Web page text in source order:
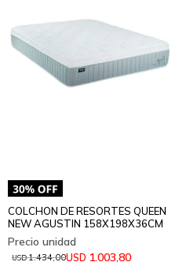
COLCHON DE RESORTES QUEEN
NEW AGUSTIN 158X198X36CM
USD 1.003,80
USD1.434,00